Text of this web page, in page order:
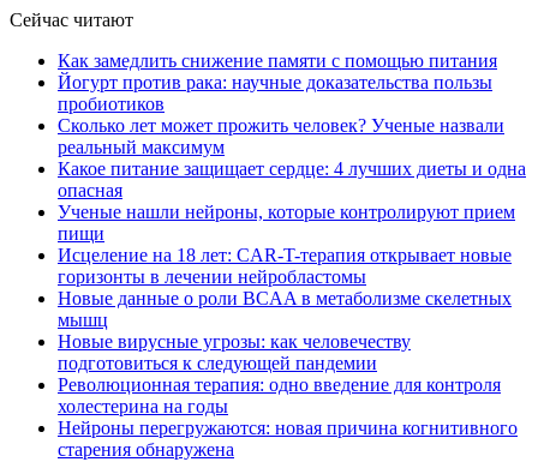
Сейчас читают
Как замедлить снижение памяти с помощью питания
Йогурт против рака: научные доказательства пользы
пробиотиков
Сколько лет может прожить человек? Ученые назвали
реальный максимум
Какое питание защищает сердце: 4 лучших диеты и одна
опасная
Ученые нашли нейроны, которые контролируют прием
пищи
Исцеление на 18 лет: CAR-T-терапия открывает новые
горизонты в лечении нейробластомы
Новые данные о роли BCAA в метаболизме скелетных
мышц
Новые вирусные угрозы: как человечеству
подготовиться к следующей пандемии
Революционная терапия: одно введение для контроля
холестерина на годы
Нейроны перегружаются: новая причина когнитивного
старения обнаружена